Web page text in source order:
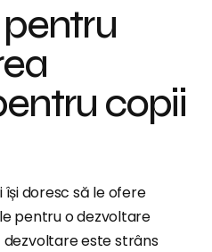
copii
doresc să le ofere
pentru o dezvoltare
este strâns